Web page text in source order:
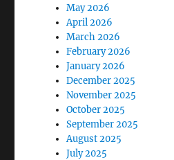
May 2026
April 2026
March 2026
February 2026
January 2026
December 2025
November 2025
October 2025
September 2025
August 2025
July 2025